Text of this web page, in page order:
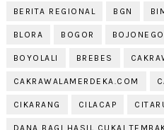
BERITA REGIONAL BGN
BLORA BOGOR
BOYOLALI BREBES
CAKRAWALAMERDEKA.COM
CIKARANG CILACAP